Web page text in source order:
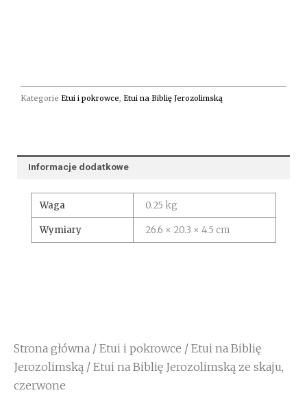
Kategorie Etui i pokrowce, Etui na Biblię Jerozolimską
Informacje dodatkowe
Waga 0.25 kg
Wymiary 26.6 × 20.3 × 4.5 cm
Strona główna / Etui i pokrowce / Etui na Biblię
Jerozolimską / Etui na Biblię Jerozolimską ze skaju,
czerwone